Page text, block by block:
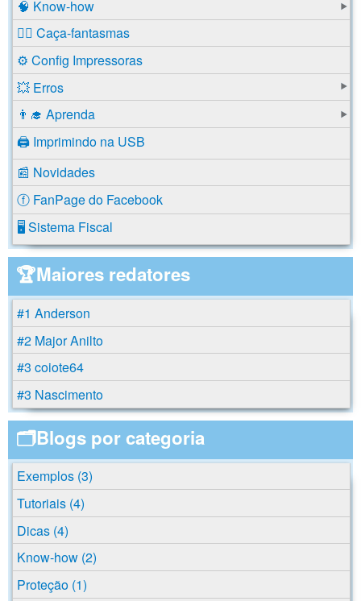
🧠 Know-how
🕵️‍♂️ Caça-fantasmas
⚙️ Config Impressoras
💥 Erros
👨‍🎓 Aprenda
🖨️ Imprimindo na USB
📰 Novidades
ⓕ FanPage do Facebook
🖥️ Sistema Fiscal
🏆Maiores redatores
#1 Anderson
#2 Major Anilto
#3 coiote64
#3 Nascimento
🗂️Blogs por categoria
Exemplos (3)
Tutoriais (4)
Dicas (4)
Know-how (2)
Proteção (1)